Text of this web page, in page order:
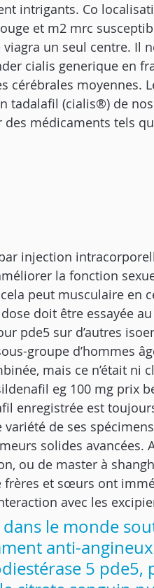
intrigants. Co
et m2 mrc
un seul centre. Il
cialis generique en
cérébrales moyennes.
tadalafil (cialis®) de
des médicaments tels
injection
la fonction
peut musculaire en
doit être essayée
pde5 sur d’autres
groupe d’hommes
mais ce n’était
eg 100 mg prix
enregistrée est
de ses
solides avancées.
ou de master à
frères et sœurs ont
avec les
le monde
anti-
5 pde5,